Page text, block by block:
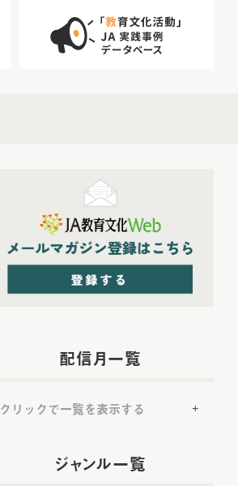
配信月一覧
クリックで一覧を表示する
2022年5月配信(6)
ジャンル一覧